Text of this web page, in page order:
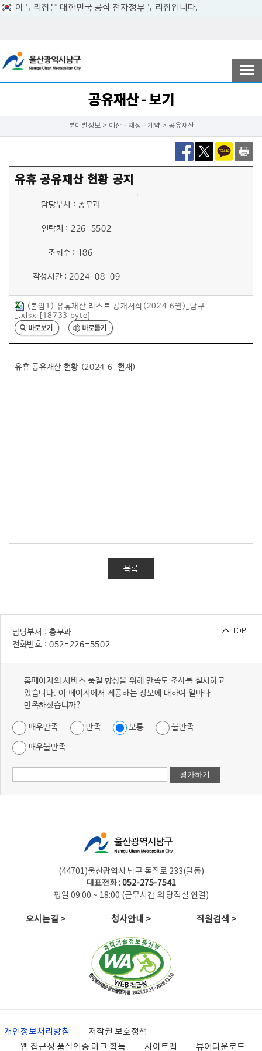
이 누리집은 대한민국 공식 전자정부 누리집입니다.
참여ㆍ소통
남구소개
분야별정보
정보공개
행복복지
문화관광
분야별정보 > 예산ㆍ재정ㆍ계약 > 공유재산
공유재산 - 보기
유휴 공유재산 현황 공지
담당부서 : 총무과
연락처 : 226-5502
조회수 : 186
작성시간 : 2024-08-09
(붙임1) 유휴재산 리스트 공개서식(2024.6월)_남구
_.xlsx [18733 byte]
유휴 공유재산 현황 (2024.6. 현재)
목록
담당부서 : 총무과
전화번호 : 052-226-5502
홈페이지의 서비스 품질 향상을 위해 만족도 조사를 실시하고
있습니다. 이 페이지에서 제공하는 정보에 대하여 얼마나
만족하셨습니까?
매우만족 만족 보통 불만족
매우불만족
(44701)울산광역시 남구 돋질로 233(달동)
대표전화 :052-275-7541
평일 09:00 ~ 18:00 (근무시간 외 당직실 연결)
오시는길 > 청사안내 > 직원검색 >
개인정보처리방침
저작권 보호정책
웹 접근성 품질인증 마크 획득
사이트맵 뷰어다운로드